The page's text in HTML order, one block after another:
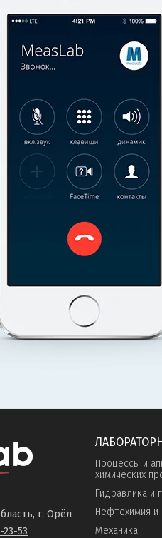
г. Орёл
23-53
Процессы и
химических
Гидравлика и
Нефтехимия и
Механика